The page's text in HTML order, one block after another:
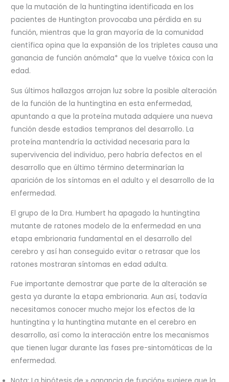
que la mutación de la huntingtina identificada en los
pacientes de Huntington provocaba una pérdida en su
función, mientras que la gran mayoría de la comunidad
científica opina que la expansión de los tripletes causa una
ganancia de función anómala* que la vuelve tóxica con la
edad.
Sus últimos hallazgos arrojan luz sobre la posible alteración
de la función de la huntingtina en esta enfermedad,
apuntando a que la proteína mutada adquiere una nueva
función desde estadios tempranos del desarrollo. La
proteína mantendría la actividad necesaria para la
supervivencia del individuo, pero habría defectos en el
desarrollo que en último término determinarían la
aparición de los síntomas en el adulto y el desarrollo de la
enfermedad.
El grupo de la Dra. Humbert ha apagado la huntingtina
mutante de ratones modelo de la enfermedad en una
etapa embrionaria fundamental en el desarrollo del
cerebro y así han conseguido evitar o retrasar que los
ratones mostraran síntomas en edad adulta.
Fue importante demostrar que parte de la alteración se
gesta ya durante la etapa embrionaria. Aun así, todavía
necesitamos conocer mucho mejor los efectos de la
huntingtina y la huntingtina mutante en el cerebro en
desarrollo, así como la interacción entre los mecanismos
que tienen lugar durante las fases pre-sintomáticas de la
enfermedad.